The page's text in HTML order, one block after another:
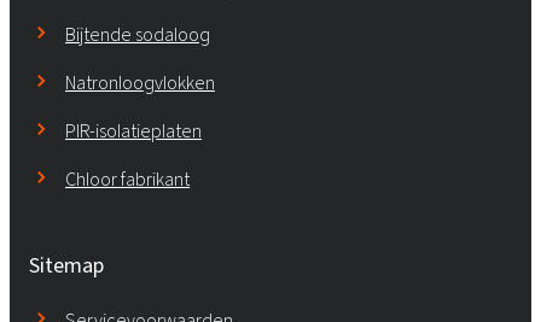
Bijtende sodaloog
Natronloogvlokken
PIR-isolatieplaten
Chloor fabrikant
Sitemap